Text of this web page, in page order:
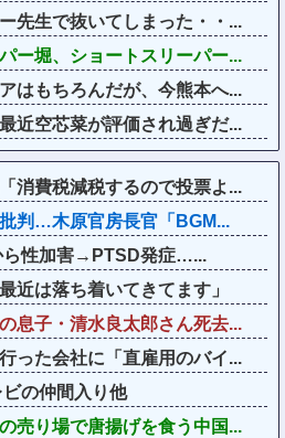
先生で抜いてしまった・・...
ー堀、ショートスリーパー...
はもちろんだが、今熊本へ...
近空芯菜が評価され過ぎだ...
消費税減税するので投票よ...
判…木原官房長官「BGM...
ら性加害→PTSD発症…...
近は落ち着いてきてます」
息子・清水良太郎さん死去...
った会社に「直雇用のバイ...
ビの仲間入り他
売り場で唐揚げを食う中国...